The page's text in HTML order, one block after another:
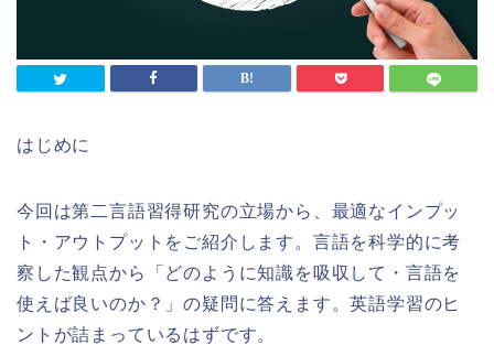
はじめに
今回は第二言語習得研究の立場から、最適なインプッ
ト・アウトプットをご紹介します。言語を科学的に考
察した観点から「どのように知識を吸収して・言語を
使えば良いのか？」の疑問に答えます。英語学習のヒ
ントが詰まっているはずです。